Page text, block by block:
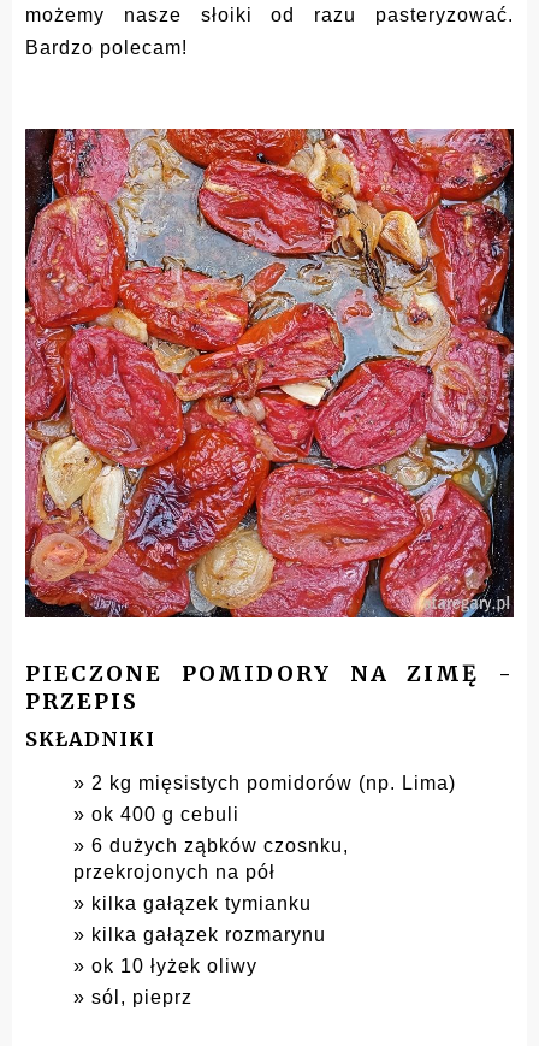
możemy nasze słoiki od razu pasteryzować.
Bardzo polecam!
PIECZONE POMIDORY NA ZIMĘ -
PRZEPIS
SKŁADNIKI
2 kg mięsistych pomidorów (np. Lima)
ok 400 g cebuli
6 dużych ząbków czosnku,
przekrojonych na pół
kilka gałązek tymianku
kilka gałązek rozmarynu
ok 10 łyżek oliwy
sól, pieprz